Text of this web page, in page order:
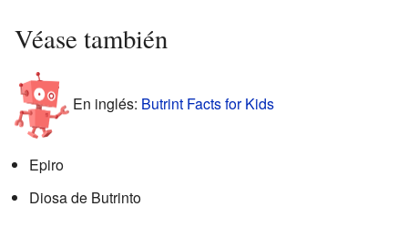
Véase también
En inglés: Butrint Facts for Kids
Epiro
Diosa de Butrinto